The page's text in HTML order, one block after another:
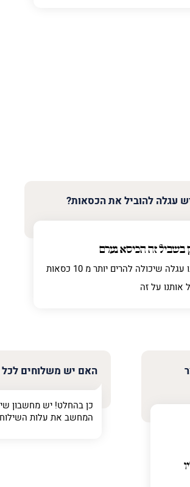
עגלה להוביל את הכסאות?
בשביל זה הכיסא נערם
שיכולה להרים יותר מ 10 כסאות
על זה
האם יש משלוחים לכל
כן בהחלט! יש מחשבון
המחשב את עלות